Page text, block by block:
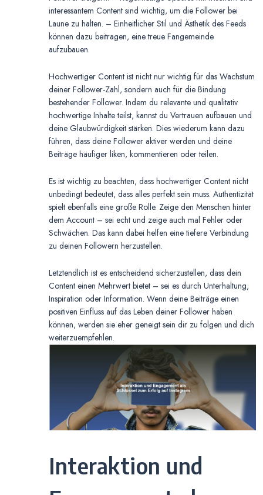
interessantem Content sind wichtig, um die Follower bei
Laune zu halten. – Einheitlicher Stil und Ästhetik des Feeds
können dazu beitragen, eine treue Fangemeinde
aufzubauen.
Hochwertiger Content ist nicht nur wichtig für das Wachstum
deiner Follower-Zahl, sondern auch für die Bindung
bestehender Follower. Indem du relevante und qualitativ
hochwertige Inhalte teilst, kannst du Vertrauen aufbauen und
deine Glaubwürdigkeit stärken. Dies wiederum kann dazu
führen, dass deine Follower aktiver werden und deine
Beiträge häufiger liken, kommentieren oder teilen.
Es ist wichtig zu beachten, dass hochwertiger Content nicht
unbedingt bedeutet, dass alles perfekt sein muss. Authentizität
spielt ebenfalls eine große Rolle. Zeige den Menschen hinter
dem Account – sei echt und zeige auch mal Fehler oder
Schwächen. Das kann dabei helfen eine tiefere Verbindung
zu deinen Followern herzustellen.
Letztendlich ist es entscheidend sicherzustellen, dass dein
Content einen Mehrwert bietet – sei es durch Unterhaltung,
Inspiration oder Information. Wenn deine Beiträge einen
positiven Einfluss auf das Leben deiner Follower haben
können, werden sie eher geneigt sein dir zu folgen und dich
weiterzuempfehlen.
Interaktion und